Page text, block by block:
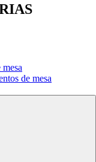
de mesa